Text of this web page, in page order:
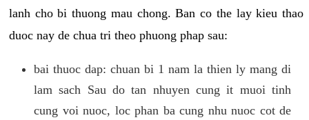
lanh cho bi thuong mau chong. Ban co the lay kieu thao
duoc nay de chua tri theo phuong phap sau:
bai thuoc dap: chuan bi 1 nam la thien ly mang di
lam sach Sau do tan nhuyen cung it muoi tinh
cung voi nuoc, loc phan ba cung nhu nuoc cot de